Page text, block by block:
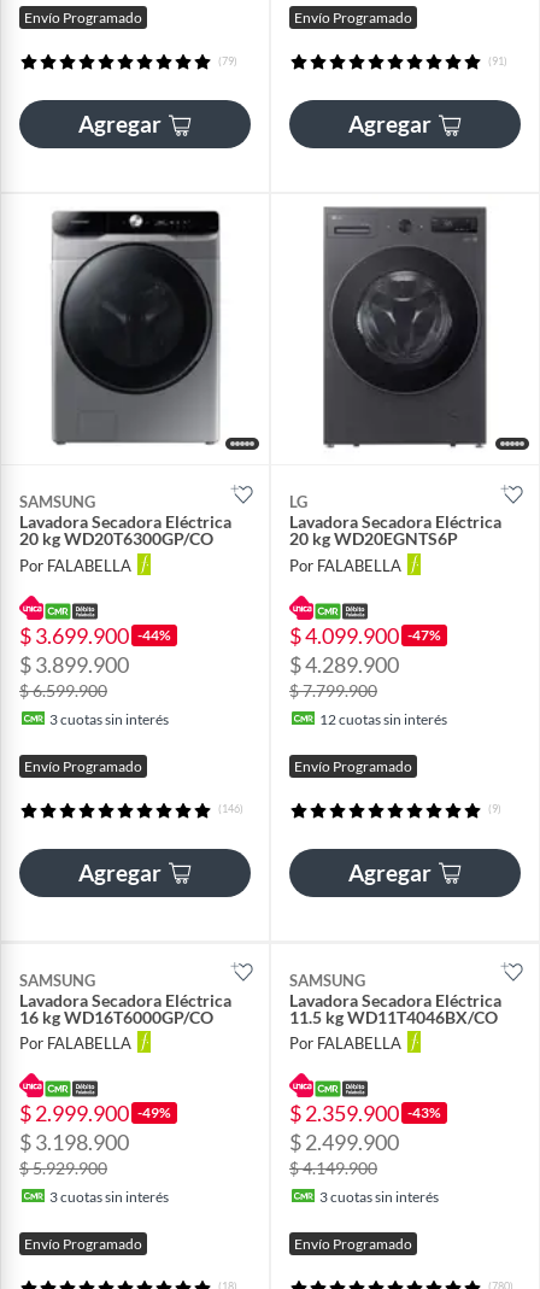
Envío Programado
(79)
Agregar
Envío Programado
(91)
Agregar
SAMSUNG
Lavadora Secadora Eléctrica
20 kg WD20T6300GP/CO
Por FALABELLA
$ 3.699.900 -44%
$ 3.899.900
$ 6.599.900
3cuotas sin interés
Envío Programado
(146)
Agregar
LG
Lavadora Secadora Eléctrica
20 kg WD20EGNTS6P
Por FALABELLA
$ 4.099.900 -47%
$ 4.289.900
$ 7.799.900
12cuotas sin interés
Envío Programado
(9)
Agregar
SAMSUNG
Lavadora Secadora Eléctrica
16 kg WD16T6000GP/CO
Por FALABELLA
$ 2.999.900 -49%
$ 3.198.900
$ 5.929.900
3cuotas sin interés
Envío Programado
(18)
SAMSUNG
Lavadora Secadora Eléctrica
11.5 kg WD11T4046BX/CO
Por FALABELLA
$ 2.359.900 -43%
$ 2.499.900
$ 4.149.900
3cuotas sin interés
Envío Programado
(780)